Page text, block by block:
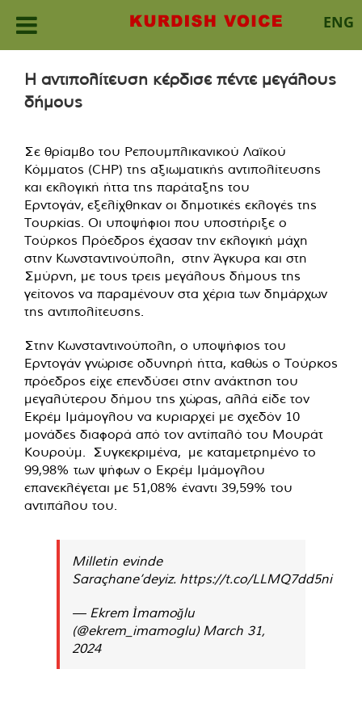
ENG
content
Η αντιπολίτευση κέρδισε πέντε μεγάλους
δήμους
Σε θρίαμβο του Ρεπουμπλικανικού Λαϊκού
Κόμματος (CHP) της αξιωματικής αντιπολίτευσης
και εκλογική ήττα της παράταξης του
Ερντογάν, εξελίχθηκαν οι δημοτικές εκλογές της
Τουρκίας. Οι υποψήφιοι που υποστήριξε ο
Τούρκος Πρόεδρος έχασαν την εκλογική μάχη
στην Κωνσταντινούπολη, στην Άγκυρα και στη
Σμύρνη, με τους τρεις μεγάλους δήμους της
γείτονος να παραμένουν στα χέρια των δημάρχων
της αντιπολίτευσης.
Στην Κωνσταντινούπολη, ο υποψήφιος του
Ερντογάν γνώρισε οδυνηρή ήττα, καθώς ο Τούρκος
πρόεδρος είχε επενδύσει στην ανάκτηση του
μεγαλύτερου δήμου της χώρας, αλλά είδε τον
Εκρέμ Ιμάμογλου να κυριαρχεί με σχεδόν 10
μονάδες διαφορά από τον αντίπαλό του Μουράτ
Κουρούμ. Συγκεκριμένα, με καταμετρημένο το
99,98% των ψήφων ο Εκρέμ Ιμάμογλου
επανεκλέγεται με 51,08% έναντι 39,59% του
αντιπάλου του.
Milletin evinde
Saraçhane’deyiz. https://t.co/LLMQ7dd5ni
— Ekrem İmamoğlu
(@ekrem_imamoglu) March 31,
2024